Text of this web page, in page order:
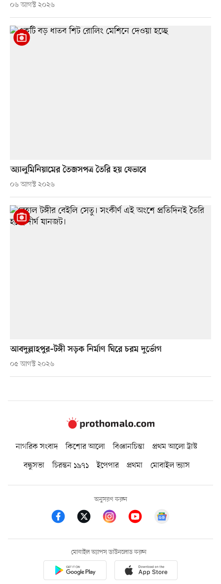
০৬ আগস্ট ২০২৬
অ্যালুমিনিয়ামের তৈজসপত্র তৈরি হয় যেভাবে
০৬ আগস্ট ২০২৬
আবদুল্লাহপুর–টঙ্গী সড়ক নির্মাণ ঘিরে চরম দুর্ভোগ
০৫ আগস্ট ২০২৬
নাগরিক সংবাদ কিশোর আলো বিজ্ঞানচিন্তা
প্রথম আলো ট্রাস্ট
বন্ধুসভা
চিরন্তন ১৯৭১ ইপেপার প্রথমা মোবাইল ভ্যাস
অনুসরণ করুন
মোবাইল অ্যাপস ডাউনলোড করুন